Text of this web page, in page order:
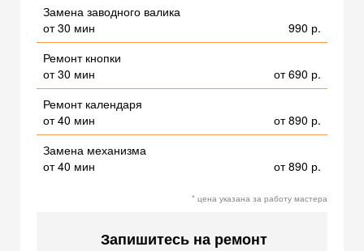
Замена заводного валика
от 30 мин
990 р.
Ремонт кнопки
от 30 мин
от 690 р.
Ремонт календаря
от 40 мин
от 890 р.
Замена механизма
от 40 мин
от 890 р.
* цена указана за работу мастера
Запишитесь на ремонт